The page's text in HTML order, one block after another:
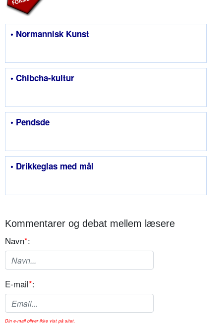
• Normannisk Kunst
• Chibcha-kultur
• Pendsde
• Drikkeglas med mål
Kommentarer og debat mellem læsere
Navn*:
E-mail*:
Din e-mail bliver ikke vist på sitet.